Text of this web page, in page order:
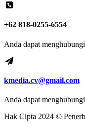
+62 818-0255-6554
Anda dapat
kmedia.cv@gmail.com
Anda dapat
Hak Cipta 2024 ©